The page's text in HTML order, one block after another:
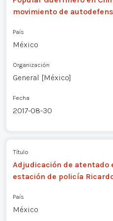
movimiento de
País
México
Organización
General [México]
Fecha
2017-08-30
Título
Adjudicación de atentado
estación de policía
País
México